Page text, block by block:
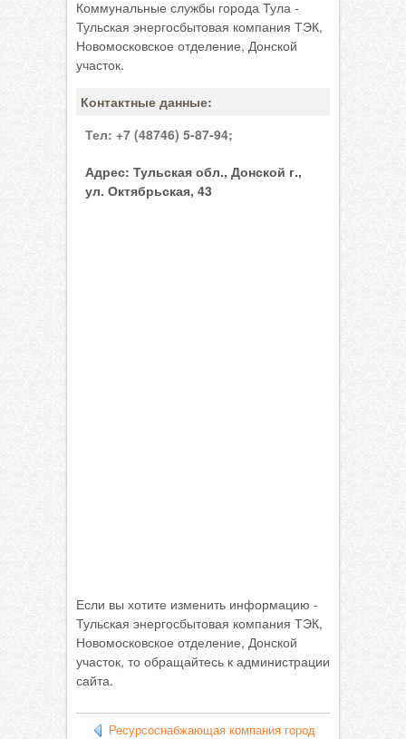
Коммунальные службы города Тула -
Тульская энергосбытовая компания ТЭК,
Новомосковское отделение, Донской
участок.
Контактные данные:
Тел: +7 (48746) 5-87-94;
Адрес: Тульская обл., Донской г.,
ул. Октябрьская, 43
Если вы хотите изменить информацию -
Тульская энергосбытовая компания ТЭК,
Новомосковское отделение, Донской
участок, то обращайтесь к администрации
сайта.
Ресурсоснабжающая компания город